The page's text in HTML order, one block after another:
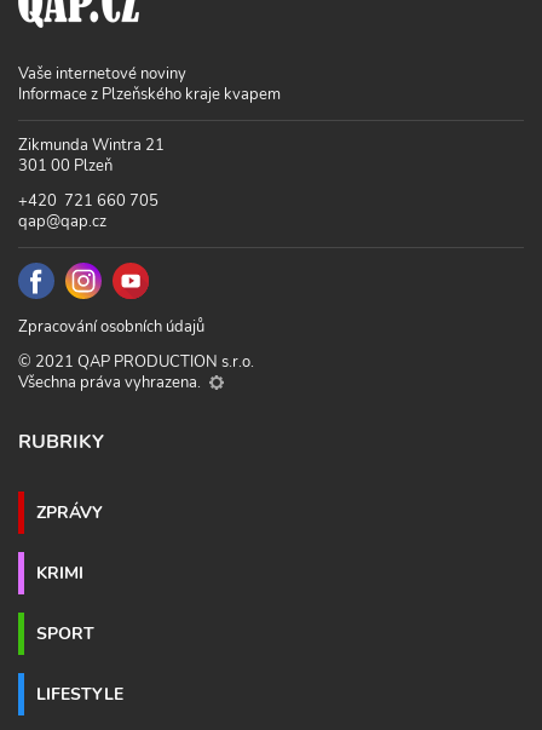
Vaše internetové noviny
Informace z Plzeňského kraje kvapem
Zikmunda Wintra 21
301 00 Plzeň
+420 721 660 705
qap@qap.cz
Zpracování osobních údajů
© 2021 QAP PRODUCTION s.r.o.
Všechna práva vyhrazena.
RUBRIKY
ZPRÁVY
KRIMI
SPORT
LIFESTYLE